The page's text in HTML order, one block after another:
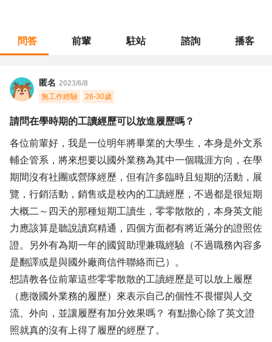
問答 前輩 駐站 諮詢 播客
匿名 2023/6/8
無工作經驗
26-30歲
請問在學時期的工讀經歷可以放進履歷嗎？
各位前輩好，我是一位明年將畢業的大學生，本身是外文系
輔企管系，將來想要以國外業務為其中一個職涯方向，在學
期間沒有社團或營隊經歷，但有許多臨時且短期的活動，展
覽，行銷活動，銷售或是校內的工讀經歷，不過都是很短期
大概二～四天的那種短期工讀生，零零散散的，本身英文能
力應該算是聽說讀寫精通，四個方面都有將近滿分的證照佐
證。另外有為期一年的國貿助理兼職經驗（不過職務內容多
是翻譯或是與國外廠商信件聯絡而已）。
想請教各位前輩這些零零散散的工讀經歷是可以放上履歷
（應徵國外業務的履歷）來表示自己的個性不畏懼與人交
流、外向，並讓履歷有加分效果嗎？ 有點擔心除了英文證
照就真的沒有上得了履歷的經歷了。